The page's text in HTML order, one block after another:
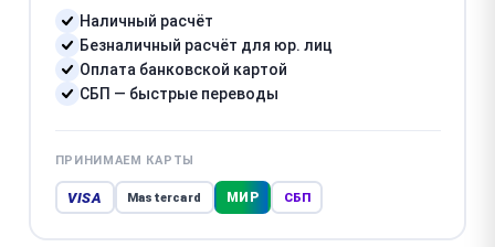
Наличный расчёт
Безналичный расчёт для юр. лиц
Оплата банковской картой
СБП — быстрые переводы
ПРИНИМАЕМ КАРТЫ
VISA Mastercard МИР СБП